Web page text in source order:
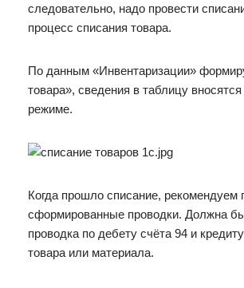
следовательно, надо провести
процесс списания товара.
По данным «Инвентаризации»
товара», сведения в таблицу
режиме.
Когда прошло списание, рекомендуем
сформированные проводки. Должна
проводка по дебету счёта 94 и
товара или материала.